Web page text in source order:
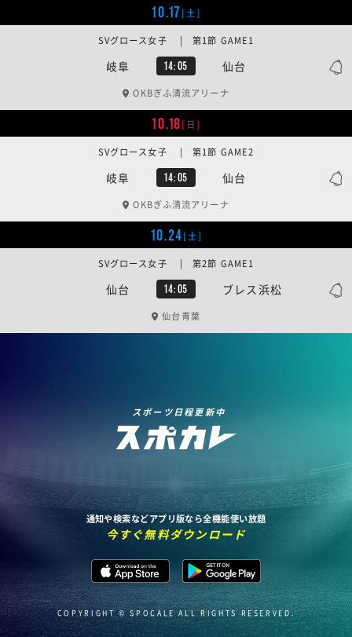
10.17[土]
岐阜 14:05 仙台
SVグロース女子 | 第1節 GAME1
OKBぎふ清流アリーナ
10.18[日]
岐阜 14:05 仙台
SVグロース女子 | 第1節 GAME2
OKBぎふ清流アリーナ
10.24[土]
仙台 14:05 ブレス浜松
SVグロース女子 | 第2節 GAME1
仙台青葉
スポーツ日程更新中
通知や検索などアプリ版なら全機能使い放題
今すぐ無料ダウンロード
COPYRIGHT © SPOCALE ALL RIGHTS RESERVED.